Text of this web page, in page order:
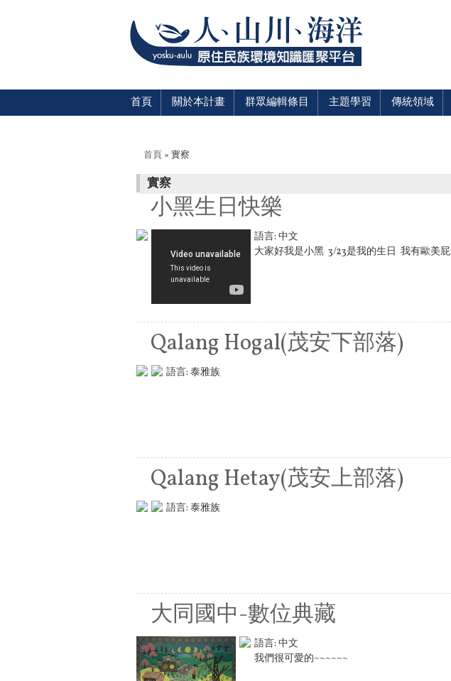
首頁 關於本計畫 群眾編輯條目 主題學習 傳統領域
您在這裡
首頁 » 實察
實察
小黑生日快樂
語言: 中文
大家好我是小黑 3/23是我的生日 我有歐美屁
Qalang Hogal(茂安下部落)
語言: 泰雅族
Qalang Hetay(茂安上部落)
語言: 泰雅族
大同國中-數位典藏
語言: 中文
我們很可愛的~~~~~~